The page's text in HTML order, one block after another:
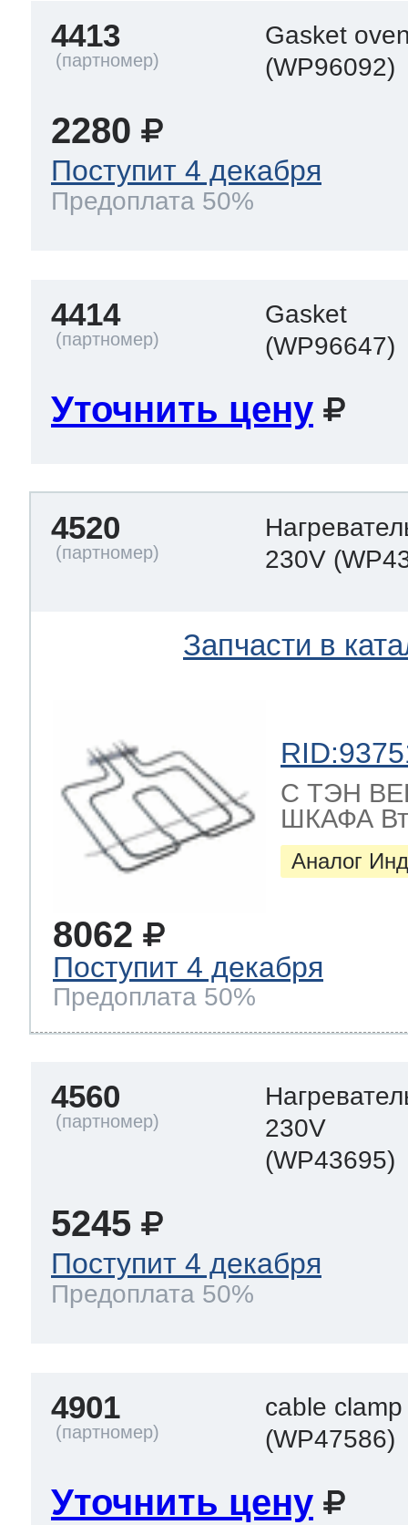
4413
Gasket
(WP96092)
2280
Поступит 4 декабря
Предоплата 50%
4414
Gasket
(WP96647)
Уточнить цену
4520
230V
Запчасти в
C ТЭН
ШКАФА Вт
Аналог
8062
Поступит 4 декабря
Предоплата 50%
4560
230V
(WP43695)
5245
Поступит 4 декабря
Предоплата 50%
4901
cable clamp
(WP47586)
Уточнить цену